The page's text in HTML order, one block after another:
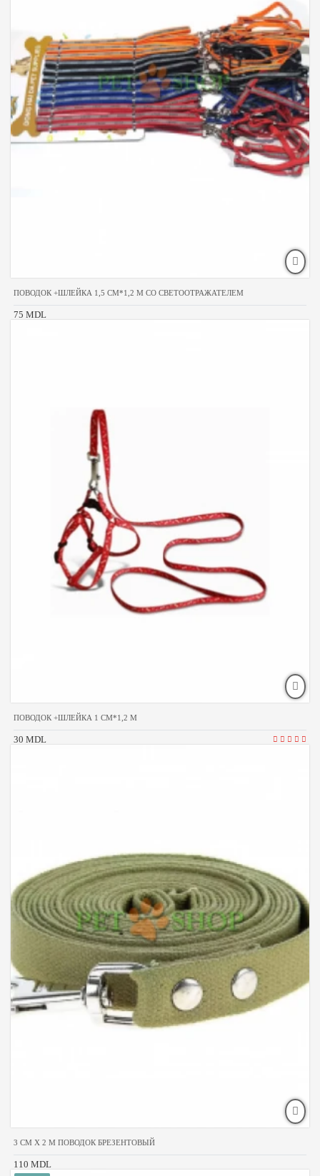
ПОВОДОК +ШЛЕЙКА 1,5 СМ*1,2 М СО СВЕТООТРАЖАТЕЛЕМ
75 MDL
ПОВОДОК +ШЛЕЙКА 1 СМ*1,2 М
30 MDL
3 CM X 2 M ПОВОДОК БРЕЗЕНТОВЫЙ
110 MDL